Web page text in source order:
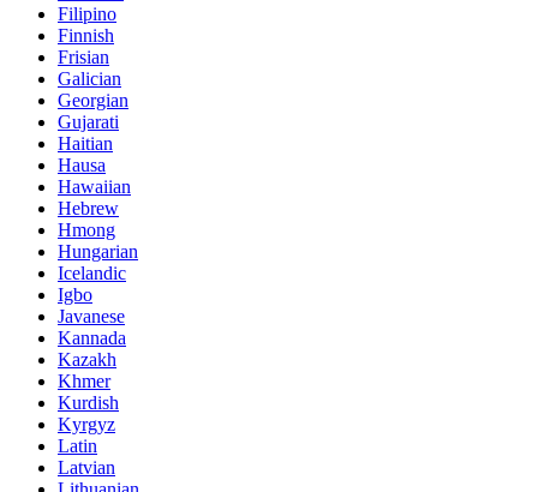
Filipino
Finnish
Frisian
Galician
Georgian
Gujarati
Haitian
Hausa
Hawaiian
Hebrew
Hmong
Hungarian
Icelandic
Igbo
Javanese
Kannada
Kazakh
Khmer
Kurdish
Kyrgyz
Latin
Latvian